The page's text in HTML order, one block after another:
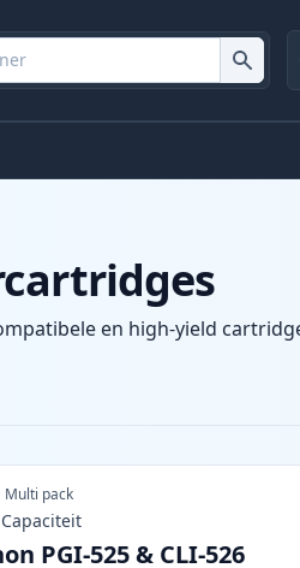
en high-yield
Multi pack
Capaciteit
PGI-525 & CLI-526